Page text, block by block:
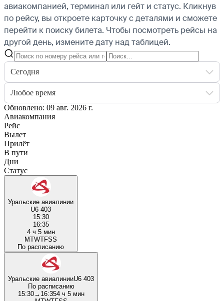
авиакомпанией, терминал или гейт и статус. Кликнув
по рейсу, вы откроете карточку с деталями и сможете
перейти к поиску билета. Чтобы посмотреть рейсы на
другой день, измените дату над таблицей.
Сегодня
Любое время
Обновлено: 09 авг. 2026 г.
Авиакомпания
Рейс
Вылет
Прилёт
В пути
Дни
Статус
Уральские авиалинии
U6 403
15:30
16:35
4 ч 5 мин
MTWTFSS
По расписанию
Уральские авиалинииU6 403
По расписанию
15:30→ 16:354 ч 5 мин